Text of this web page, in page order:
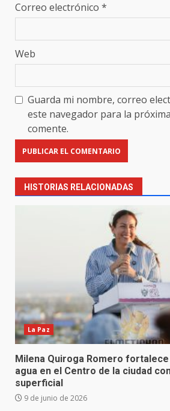
Correo electrónico *
Web
Guarda mi nombre, correo
este navegador para la
comente.
HISTORIAS RELACIONADAS
La Paz
Milena Quiroga Romero
agua en el Centro de la ciudad
superficial
9 de junio de 2026